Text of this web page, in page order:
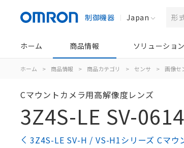
制御機器 Japan
ホーム 商品情報 ソリューション
ホーム > 商品情報 > 商品カテゴリ > センサ > 画像セ
Cマウントカメラ用高解像度レンズ
3Z4S-LE SV-
3Z4S-LE SV-H / VS-H1シリーズ Cマ